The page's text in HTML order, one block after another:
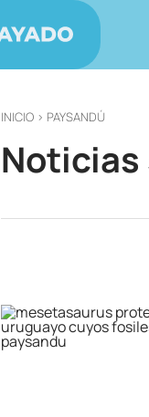
INICIO > PAYSANDÚ
Noticias